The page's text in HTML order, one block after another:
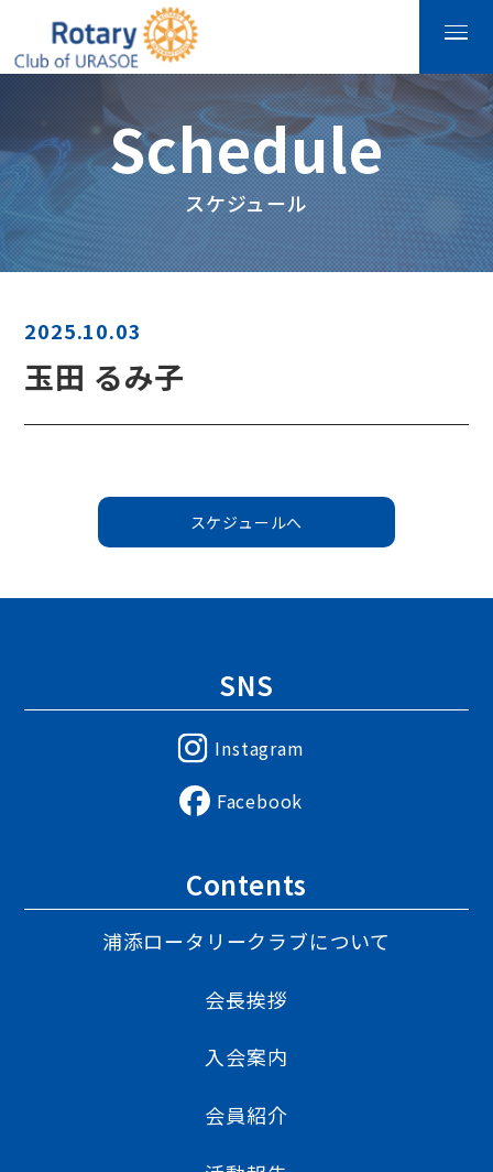
Schedule
スケジュール
玉田 るみ子
2025.10.03
スケジュールへ
SNS
Instagram
Facebook
Contents
浦添ロータリークラブについて
会長挨拶
入会案内
会員紹介